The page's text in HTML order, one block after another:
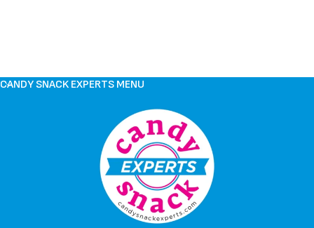
CANDY SNACK EXPERTS MENU